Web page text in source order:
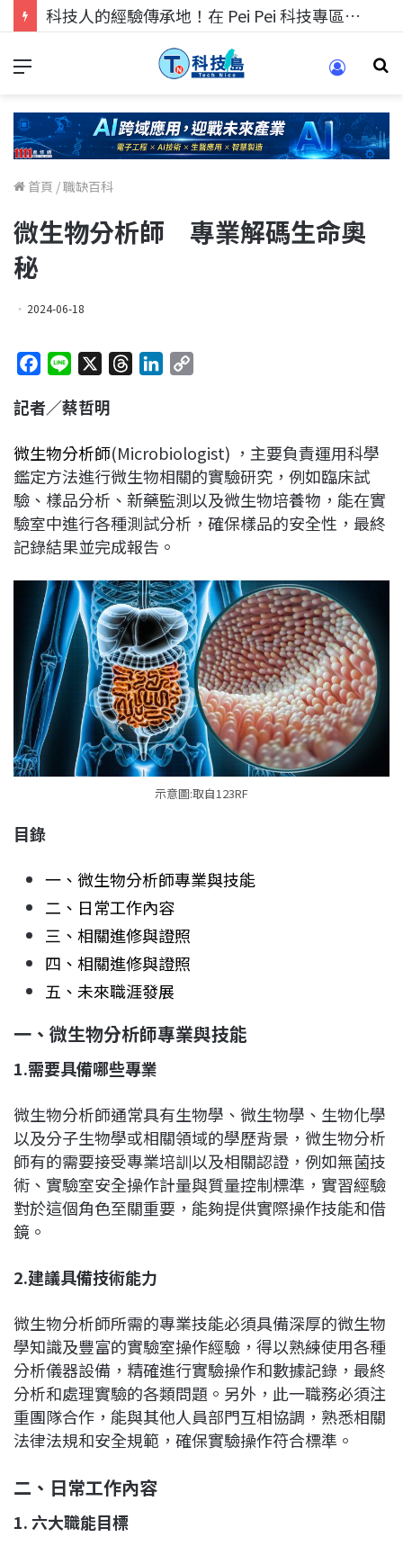
科技人找工作，就到TECH+ 科技專區!
首頁 /職缺百科
微生物分析師 專業解碼生命奧
秘
2024-06-18
c
b
o
o
k
n
a
d
s
e
d
I
n
L
i
n
k
記者／蔡哲明
微生物分析師(Microbiologist) ，主要負責運用科學
鑑定方法進行微生物相關的實驗研究，例如臨床試
驗、樣品分析、新藥監測以及微生物培養物，能在實
驗室中進行各種測試分析，確保樣品的安全性，最終
記錄結果並完成報告。
示意圖:取自123RF
目錄
一、微生物分析師專業與技能
二、日常工作內容
三、相關進修與證照
四、相關進修與證照
五、未來職涯發展
一、 微生物分析師專業與技能
1.需要具備哪些專業
微生物分析師通常具有生物學、微生物學、生物化學
以及分子生物學或相關領域的學歷背景，微生物分析
師有的需要接受專業培訓以及相關認證，例如無菌技
術、實驗室安全操作計量與質量控制標準，實習經驗
對於這個角色至關重要，能夠提供實際操作技能和借
鏡。
2.建議具備技術能力
微生物分析師所需的專業技能必須具備深厚的微生物
學知識及豐富的實驗室操作經驗，得以熟練使用各種
分析儀器設備，精確進行實驗操作和數據記錄，最終
分析和處理實驗的各類問題。另外，此一職務必須注
重團隊合作，能與其他人員部門互相協調，熟悉相關
法律法規和安全規範，確保實驗操作符合標準。
二、日常工作內容
1.六大職能目標